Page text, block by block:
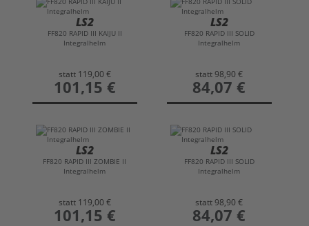
LS2
FF820 RAPID III KAIJU II
Integralhelm
statt 119,00 €
preis
101,15 €
LS2
FF820 RAPID III SOLID
Integralhelm
statt98,90 €
preis
84,07 €
LS2
FF820 RAPID III ZOMBIE II
Integralhelm
statt 119,00 €
preis
101,15 €
LS2
FF820 RAPID III SOLID
Integralhelm
statt98,90 €
preis
84,07 €